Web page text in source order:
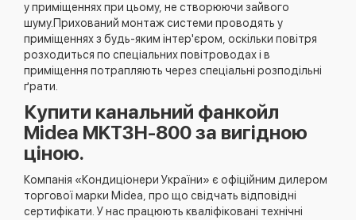
у приміщеннях при цьому, не створюючи зайвого
шуму.Прихований монтаж системи проводять у
приміщеннях з будь-яким інтер'єром, оскільки повітря
розходиться по спеціальних повітроводах і в
приміщення потрапляють через спеціальні розподільні
ґрати.
Купити канальний фанкойл
Midea MKT3H-800 за вигідною
ціною.
Компанія «Кондиціонери України» є офіційним дилером
торгової марки Midea, про що свідчать відповідні
сертифікати. У нас працюють кваліфіковані технічні